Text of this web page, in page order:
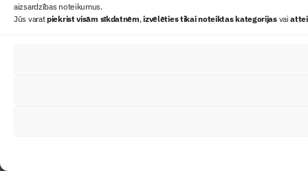
aizsardzības noteikumus.
Jūs varatpiekrist visām sīkdatnēm,izvēlēties tikai noteiktas kategorijasvai